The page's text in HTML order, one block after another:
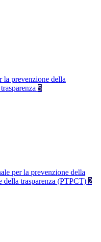
la prevenzione della
5
per la prevenzione della
della trasparenza (PTPCT) 2